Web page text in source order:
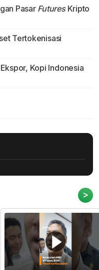
Pasar FuturesKripto
Tertokenisasi
Kopi Indonesia
>